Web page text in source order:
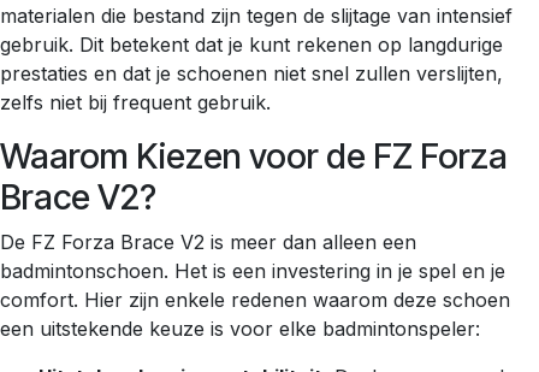
materialen die bestand zijn tegen de slijtage van intensief
gebruik. Dit betekent dat je kunt rekenen op langdurige
prestaties en dat je schoenen niet snel zullen verslijten,
zelfs niet bij frequent gebruik.
Waarom Kiezen voor de FZ Forza
Brace V2?
De FZ Forza Brace V2 is meer dan alleen een
badmintonschoen. Het is een investering in je spel en je
comfort. Hier zijn enkele redenen waarom deze schoen
een uitstekende keuze is voor elke badmintonspeler: